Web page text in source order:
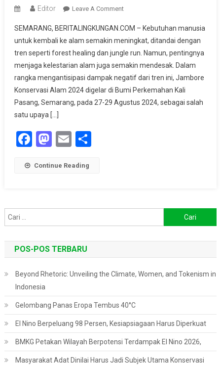
Editor Leave A CommentOn
Konservasi
Alam
2024,
Menggugah
Semangat
Generasi
Muda
SEMARANG, BERITALINGKUNGAN.COM – Kebutuhan manusia
untuk kembali ke alam semakin meningkat, ditandai dengan
tren seperti forest healing dan jungle run. Namun, pentingnya
menjaga kelestarian alam juga semakin mendesak. Dalam
rangka mengantisipasi dampak negatif dari tren ini, Jambore
Konservasi Alam 2024 digelar di Bumi Perkemahan Kali
Pasang, Semarang, pada 27-29 Agustus 2024, sebagai salah
satu upaya […]
Facebook
Mastodon
Email
Continue Reading
untuk:
POS-POS TERBARU
Beyond Rhetoric: Unveiling the Climate, Women, and Tokenism in
Indonesia
Gelombang Panas Eropa Tembus 40°C
El Nino Berpeluang 98 Persen, Kesiapsiagaan Harus Diperkuat
BMKG Petakan Wilayah Berpotensi Terdampak El Nino 2026,
Masyarakat Adat Dinilai Harus Jadi Subjek Utama Konservasi